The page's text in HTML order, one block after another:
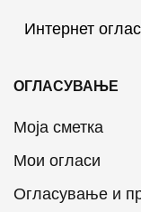
Интернет
ОГЛАСУВАЊЕ
Моја сметка
Мои огласи
Огласување и